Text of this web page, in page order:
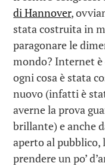
di Hannover,
stata costruita in
paragonare le
mondo? Internet è
ogni cosa è stata
nuovo (infatti è
averne la prova
brillante) e anche
aperto al pubblico,
prendere un po’